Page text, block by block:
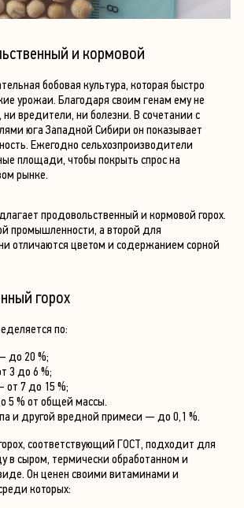
и кормовой
бобовая культура, которая быстро
урожаи. Благодаря своим генам ему не
вредители, ни болезни. В сочетании с
юга Западной Сибири он показывает
Ежегодно сельхозпроизводители
площади, чтобы покрыть спрос на
рынке.
продовольственный и кормовой горох.
промышленности, а второй для
отличаются цветом и содержанием сорной
горох
по:
до 20 %;
3 до 6 %;
от 7 до 15 %;
5 % от общей массы.
и другой вредной примеси — до 0,1 %.
соответствующий ГОСТ, подходит для
в сыром, термически обработанном и
Он ценен своими витаминами и
которых: